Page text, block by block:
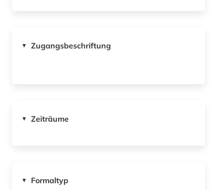
▼ Zugangsbeschriftung
▼ Zeiträume
▼ Formaltyp